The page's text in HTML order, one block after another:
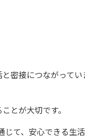
密接につながってい
とが大切です。
じて、安心できる生